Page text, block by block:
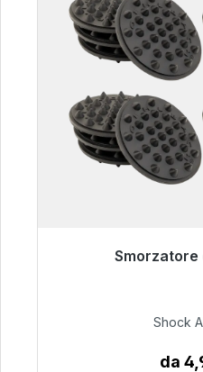
Smorzatore
Pronto per la
Shock
da